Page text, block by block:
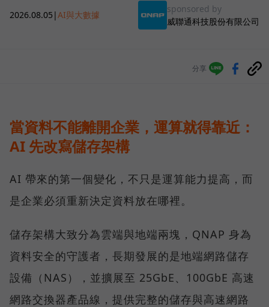
2026.08.05 |AI與大數據
sponsored by
威聯通科技股份有限公司
分享
當資料不能離開企業，運算就得靠近：
AI 先改寫儲存架構
AI 帶來的第一個變化，不只是運算能力提高，而
是企業必須重新決定資料放在哪裡。
儲存架構大致分為雲端與地端兩塊，QNAP 身為
資料安全的守護者，長期發展的是地端網路儲存
設備（NAS），並擴展至 25GbE、100GbE 高速
網路交換器產品線，提供完整的儲存與高速網路